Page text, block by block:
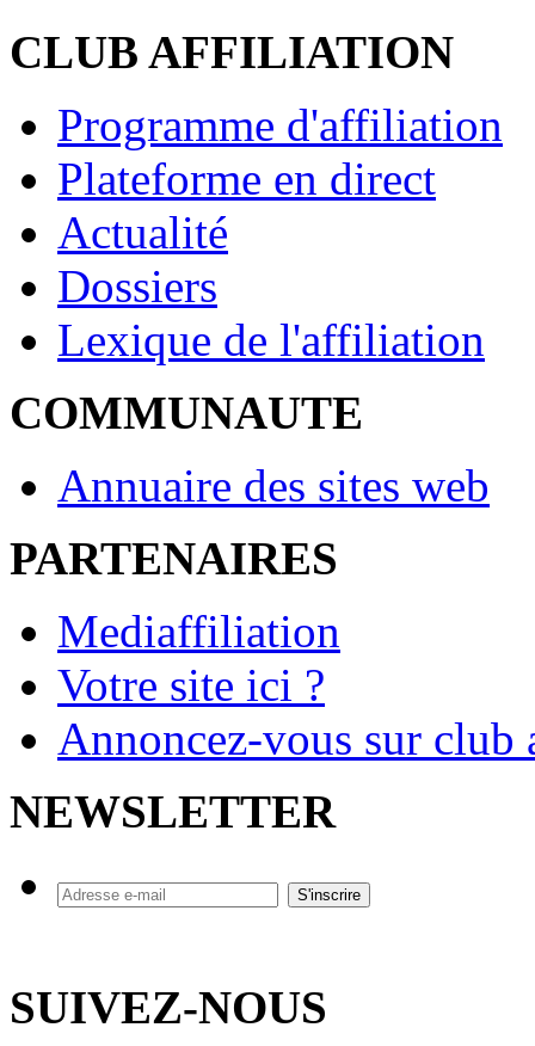
CLUB AFFILIATION
Programme d'affiliation
Plateforme en direct
Actualité
Dossiers
Lexique de l'affiliation
COMMUNAUTE
Annuaire des sites web
PARTENAIRES
Mediaffiliation
Votre site ici ?
Annoncez-vous sur
NEWSLETTER
SUIVEZ-NOUS